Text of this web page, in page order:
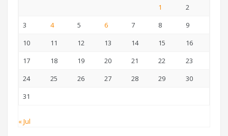
1
2
3
4 5 6 7 8
9
10
11 12 13 14 15
16
17
18 19 20 21 22
23
24
25 26 27 28 29
30
31
« Jul